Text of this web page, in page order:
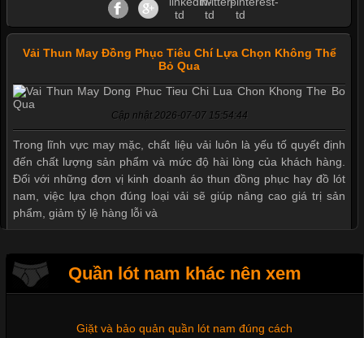
Vải Thun May Đồng Phục Tiêu Chí Lựa Chọn Không Thể
Bỏ Qua
Cập nhật 2026-07-07 15:54:44
Trong lĩnh vực may mặc, chất liệu vải luôn là yếu tố quyết định
đến chất lượng sản phẩm và mức độ hài lòng của khách hàng.
Đối với những đơn vị kinh doanh áo thun đồng phục hay đồ lót
nam, việc lựa chọn đúng loại vải sẽ giúp nâng cao giá trị sản
phẩm, giảm tỷ lệ hàng lỗi và
Quần lót nam khác nên xem
Mẫu quần short quần lót nam nữ hè thu 2017
Thị hiều quần lót nam bơi lội nam và nữ 2017
Xu hướng thời trang trẻ và quần lót nam giá sỉ
Giặt và bảo quản quần lót nam đúng cách